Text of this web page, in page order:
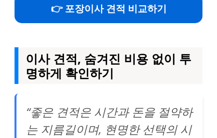
👉 포장이사 견적 비교하기
이사 견적, 숨겨진 비용 없이 투
명하게 확인하기
“좋은 견적은 시간과 돈을 절약하
는 지름길이며, 현명한 선택의 시